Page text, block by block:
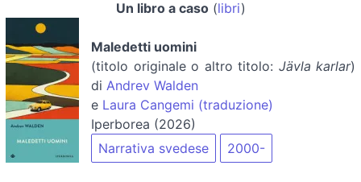
Un libro a caso(libri)
Maledetti uomini
(titolo originale o altro titolo: Jävla karlar)
di Andrev Walden
e Laura Cangemi (traduzione)
Iperborea (2026)
Narrativa svedese
2000-